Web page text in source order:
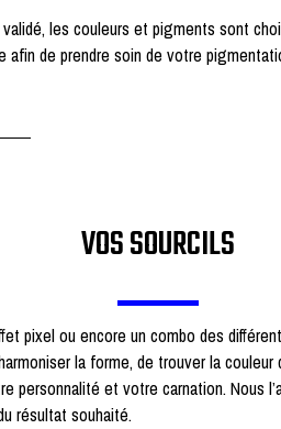
les couleurs et pigments sont
afin de prendre soin de votre
VOS SOURCILS
pixel ou encore un combo des
la forme, de trouver la
personnalité et votre carnation. Nous
résultat souhaité.